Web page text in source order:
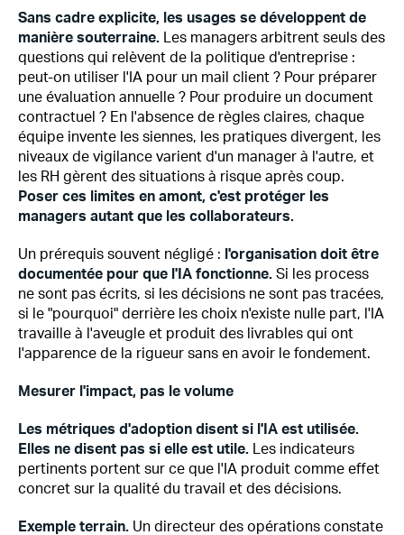
Sans cadre explicite, les usages se développent de
manière souterraine. Les managers arbitrent seuls des
questions qui relèvent de la politique d'entreprise :
peut-on utiliser l'IA pour un mail client ? Pour préparer
une évaluation annuelle ? Pour produire un document
contractuel ? En l'absence de règles claires, chaque
équipe invente les siennes, les pratiques divergent, les
niveaux de vigilance varient d'un manager à l'autre, et
les RH gèrent des situations à risque après coup.
Poser ces limites en amont, c'est protéger les
managers autant que les collaborateurs.
Un prérequis souvent négligé : l'organisation doit être
documentée pour que l'IA fonctionne. Si les process
ne sont pas écrits, si les décisions ne sont pas tracées,
si le "pourquoi" derrière les choix n'existe nulle part, l'IA
travaille à l'aveugle et produit des livrables qui ont
l'apparence de la rigueur sans en avoir le fondement.
Mesurer l'impact, pas le volume
Les métriques d'adoption disent si l'IA est utilisée.
Elles ne disent pas si elle est utile. Les indicateurs
pertinents portent sur ce que l'IA produit comme effet
concret sur la qualité du travail et des décisions.
Exemple terrain. Un directeur des opérations constate